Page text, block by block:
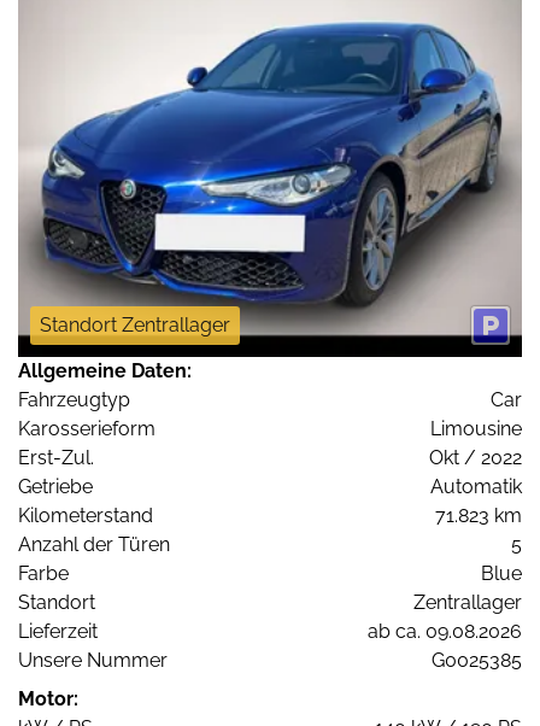
Standort Zentrallager
Allgemeine Daten:
Fahrzeugtyp
Car
Karosserieform
Limousine
Erst-Zul.
Okt / 2022
Getriebe
Automatik
Kilometerstand
71.823 km
Anzahl der Türen
5
Farbe
Blue
Standort
Zentrallager
Lieferzeit
ab ca. 09.08.2026
Unsere Nummer
G0025385
Motor: